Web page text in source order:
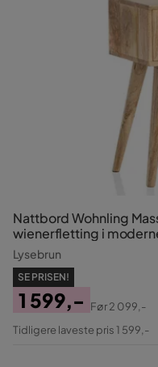
Nattbord Wohnling
wienerfletting i
Lysebrun
SE PRISEN!
Pris
1 599,-
Original
Før2 099,-
Tidligere laveste pris 1 599,-